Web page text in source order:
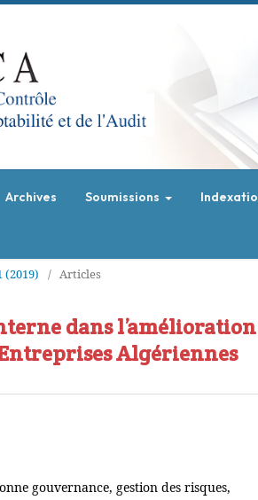
Archives Soumissions
(2019) / Articles
dans
Algériennes
gouvernance, gestion des risques,